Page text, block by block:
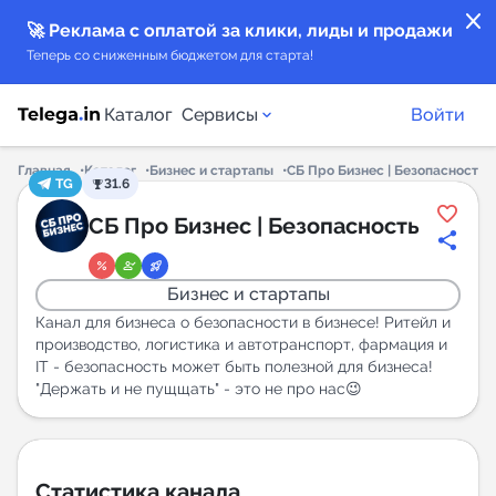
close
🚀 Реклама с оплатой за клики, лиды и продажи
Теперь со сниженным бюджетом для старта!
Каталог Сервисы
Каталог каналов
Каталог ботов
Горящие предложения
Индекс читаемости каналов в Telegram
New
Войти
Главная Каталог Бизнес и стартапы
СБ Про Бизнес | Безопасность
TG
31.6
СБ Про Бизнес | Безопасность
Бизнес и стартапы
Канал для бизнеса о безопасности в бизнесе! Ритейл и
производство, логистика и автотранспорт, фармация и
IT - безопасность может быть полезной для бизнеса!
"Держать и не пущщать" - это не про нас😉